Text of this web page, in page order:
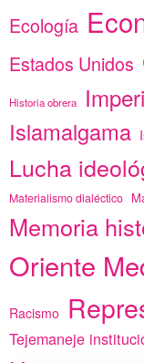
Ecología
Estados Unidos
Historia obrera
Islamalgama
Lucha
Materialismo dialéctico
Memoria
Oriente
Racismo
Tejemaneje